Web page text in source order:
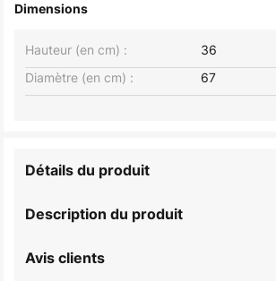
Dimensions
Hauteur (en cm) :
36
Diamètre (en cm) :
67
Description du produit
Détails du produit
Avis clients